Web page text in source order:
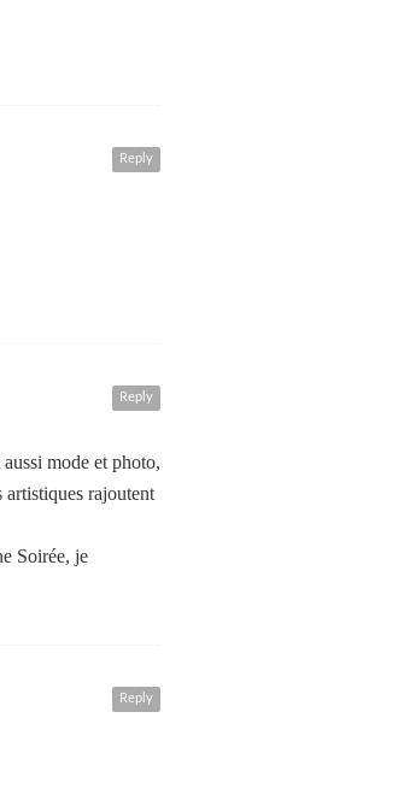
Reply
Reply
mode et photo,
artistiques rajoutent
Soirée, je
Reply